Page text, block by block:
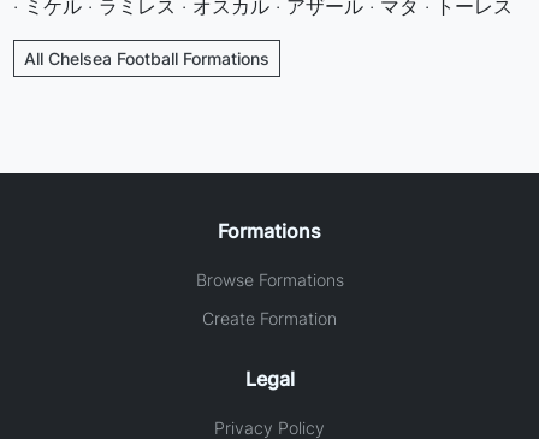
· ミケル · ラミレス · オスカル · アザール · マタ · トーレス
All Chelsea Football Formations
Formations
Browse Formations
Create Formation
Legal
Privacy Policy